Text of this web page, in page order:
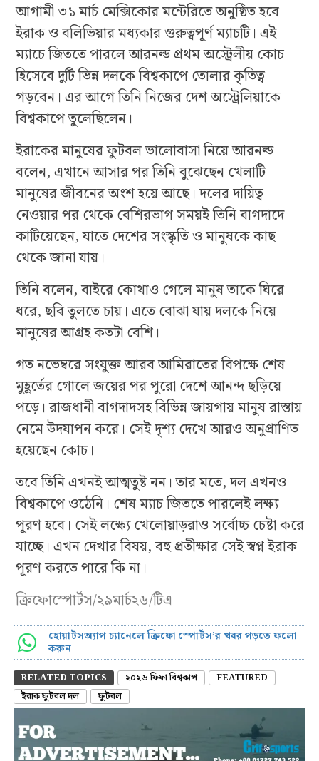
আগামী ৩১ মার্চ মেক্সিকোর মন্টেরিতে অনুষ্ঠিত হবে
ইরাক ও বলিভিয়ার মধ্যকার গুরুত্বপূর্ণ ম্যাচটি। এই
ম্যাচে জিততে পারলে আরনল্ড প্রথম অস্ট্রেলীয় কোচ
হিসেবে দুটি ভিন্ন দলকে বিশ্বকাপে তোলার কৃতিত্ব
গড়বেন। এর আগে তিনি নিজের দেশ অস্ট্রেলিয়াকে
বিশ্বকাপে তুলেছিলেন।
ইরাকের মানুষের ফুটবল ভালোবাসা নিয়ে আরনল্ড
বলেন, এখানে আসার পর তিনি বুঝেছেন খেলাটি
মানুষের জীবনের অংশ হয়ে আছে। দলের দায়িত্ব
নেওয়ার পর থেকে বেশিরভাগ সময়ই তিনি বাগদাদে
কাটিয়েছেন, যাতে দেশের সংস্কৃতি ও মানুষকে কাছ
থেকে জানা যায়।
তিনি বলেন, বাইরে কোথাও গেলে মানুষ তাকে ঘিরে
ধরে, ছবি তুলতে চায়। এতে বোঝা যায় দলকে নিয়ে
মানুষের আগ্রহ কতটা বেশি।
গত নভেম্বরে সংযুক্ত আরব আমিরাতের বিপক্ষে শেষ
মুহূর্তের গোলে জয়ের পর পুরো দেশে আনন্দ ছড়িয়ে
পড়ে। রাজধানী বাগদাদসহ বিভিন্ন জায়গায় মানুষ রাস্তায়
নেমে উদযাপন করে। সেই দৃশ্য দেখে আরও অনুপ্রাণিত
হয়েছেন কোচ।
তবে তিনি এখনই আত্মতুষ্ট নন। তার মতে, দল এখনও
বিশ্বকাপে ওঠেনি। শেষ ম্যাচ জিততে পারলেই লক্ষ্য
পূরণ হবে। সেই লক্ষ্যে খেলোয়াড়রাও সর্বোচ্চ চেষ্টা করে
যাচ্ছে। এখন দেখার বিষয়, বহু প্রতীক্ষার সেই স্বপ্ন ইরাক
পূরণ করতে পারে কি না।
ক্রিফোস্পোর্টস/২৯মার্চ২৬/টিএ
হোয়াটসঅ্যাপ চ্যানেলে ক্রিফো স্পোর্টস’র খবর পড়তে ফলো
করুন
RELATED TOPICS ২০২৬ ফিফা বিশ্বকাপ
FEATURED
ইরাক ফুটবল দল
ফুটবল